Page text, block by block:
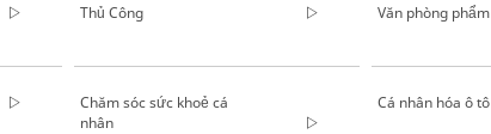
Thủ Công Văn phòng phẩm
Chăm sóc sức khoẻ cá
nhân
Cá nhân hóa ô tô